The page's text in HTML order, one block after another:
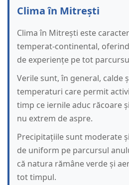
Clima în Mitrești
Clima în Mitrești este
temperat-continental,
de experiențe pe tot
Verile sunt, în general, calde
temperaturi care permit
timp ce iernile aduc răcoare
nu extrem de aspre.
Precipitațiile sunt moderate
de uniform pe parcursul
că natura rămâne verde și
tot timpul.